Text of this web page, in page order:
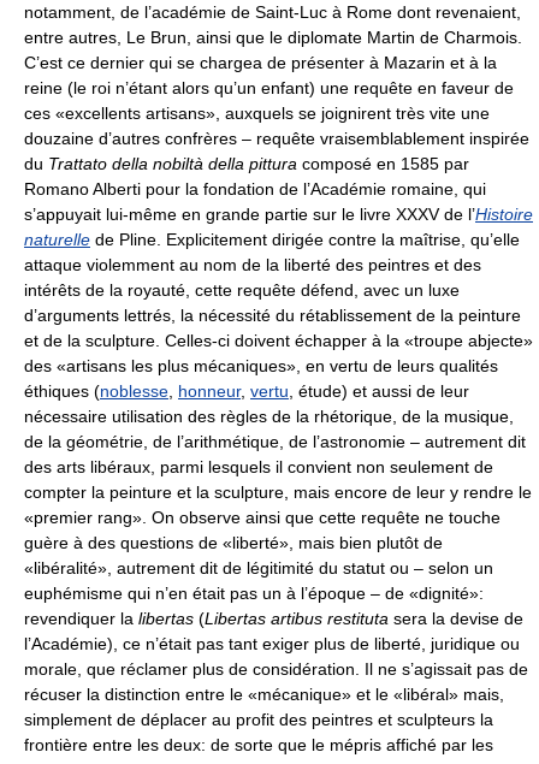
notamment, de l’académie de Saint-Luc à Rome dont revenaient,
entre autres, Le Brun, ainsi que le diplomate Martin de Charmois.
C’est ce dernier qui se chargea de présenter à Mazarin et à la
reine (le roi n’étant alors qu’un enfant) une requête en faveur de
ces «excellents artisans», auxquels se joignirent très vite une
douzaine d’autres confrères – requête vraisemblablement inspirée
du Trattato della nobiltà della pittura composé en 1585 par
Romano Alberti pour la fondation de l’Académie romaine, qui
s’appuyait lui-même en grande partie sur le livre XXXV de l’Histoire
naturelle de Pline. Explicitement dirigée contre la maîtrise, qu’elle
attaque violemment au nom de la liberté des peintres et des
intérêts de la royauté, cette requête défend, avec un luxe
d’arguments lettrés, la nécessité du rétablissement de la peinture
et de la sculpture. Celles-ci doivent échapper à la «troupe abjecte»
des «artisans les plus mécaniques», en vertu de leurs qualités
éthiques (noblesse honneur, vertu , étude) et aussi de leur
nécessaire utilisation des règles de la rhétorique, de la musique,
de la géométrie, de l’arithmétique, de l’astronomie – autrement dit
des arts libéraux, parmi lesquels il convient non seulement de
compter la peinture et la sculpture, mais encore de leur y rendre le
«premier rang». On observe ainsi que cette requête ne touche
guère à des questions de «liberté», mais bien plutôt de
«libéralité», autrement dit de légitimité du statut ou – selon un
euphémisme qui n’en était pas un à l’époque – de «dignité»:
revendiquer la libertas (Libertas artibus restituta sera la devise de
l’Académie), ce n’était pas tant exiger plus de liberté, juridique ou
morale, que réclamer plus de considération. Il ne s’agissait pas de
récuser la distinction entre le «mécanique» et le «libéral» mais,
simplement de déplacer au profit des peintres et sculpteurs la
frontière entre les deux: de sorte que le mépris affiché par les